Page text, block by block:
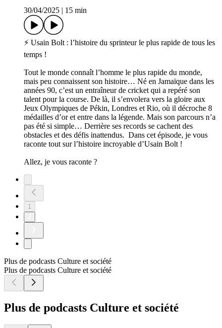
30/04/2025
15 min
⚡ Usain Bolt : l’histoire du sprinteur le plus rapide de tous les
temps !
Tout le monde connaît l’homme le plus rapide du monde,
mais peu connaissent son histoire… Né en Jamaïque dans les
années 90, c’est un entraîneur de cricket qui a repéré son
talent pour la course. De là, il s’envolera vers la gloire aux
Jeux Olympiques de Pékin, Londres et Rio, où il décroche 8
médailles d’or et entre dans la légende. Mais son parcours n’a
pas été si simple… Derrière ses records se cachent des
obstacles et des défis inattendus. Dans cet épisode, je vous
raconte tout sur l’histoire incroyable d’Usain Bolt !
Allez, je vous raconte ?
1
Plus de podcasts Culture et société
Plus de podcasts Culture et société
Plus de podcasts Culture et société